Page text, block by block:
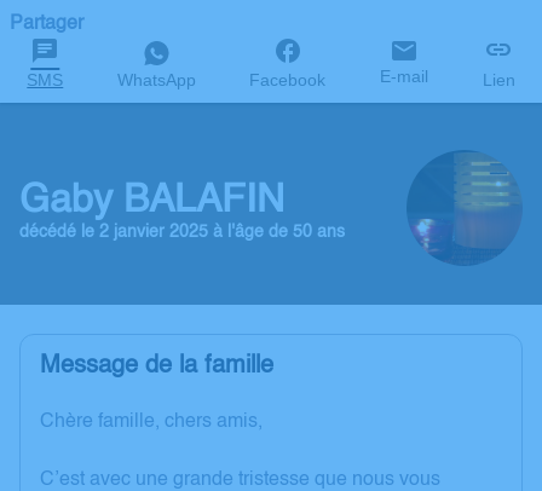
Partager
SMS WhatsApp Facebook E-mail Lien
Gaby BALAFIN
décédé le 2 janvier 2025 à l'âge de 50 ans
Message de la famille
Chère famille, chers amis,
C’est avec une grande tristesse que nous vous